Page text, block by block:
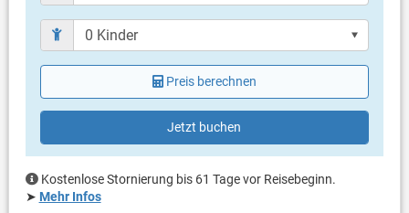
Lage:
Bis zum Meer sind es etwa 30 km. Die nächstgelegenen
empfehlenswerten Strände befinden sich in Rovinj, Vrsar und
Porec. Einkaufsmöglichkeiten finden Sie nur wenige Kilometer
entfernt am Ortseingang von Pazin.
Bad mit WC, Dusche, Badewanne
Bad mit WC, Dusche
Bad mit WC, Badewanne
Bad mit WC, Dusche
Nur separate Toilette (Gäste WC)
Balkon & Terrasse
eigene Terrasse
überdacht
Preis berechnen
Jetzt buchen
Kostenlose Stornierung bis 61 Tage vor Reisebeginn.
➤ Mehr Infos